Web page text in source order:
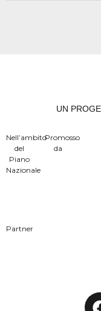
UN
Nell’ambito
del
Piano
Nazionale
Promosso
da
Partner